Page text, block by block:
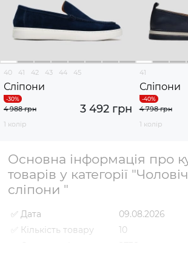
40 41 42 43 44 45
Сліпони
3 492 грн
4 988 грн
1 колір
41
Сліпони
4 798 грн
1 колір
Основна інформація про
товарів у категорії
сліпони "
✅ Дата
09.08.2026
✅ Кількість товару
10